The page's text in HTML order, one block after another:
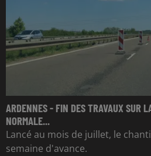
ARDENNES - FIN DES TRAVAUX SUR
NORMALE...
Lancé au mois de juillet, le
semaine d'avance.